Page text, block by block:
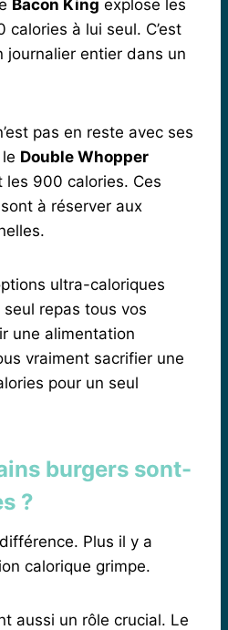
Bacon King explose les
calories à lui seul. C’est
journalier entier dans un
pas en reste avec ses
Double Whopper
les 900 calories. Ces
à réserver aux
ultra-caloriques
repas tous vos
une alimentation
vraiment sacrifier une
pour un seul
burgers sont-
?
Plus il y a
calorique grimpe.
aussi un rôle crucial. Le